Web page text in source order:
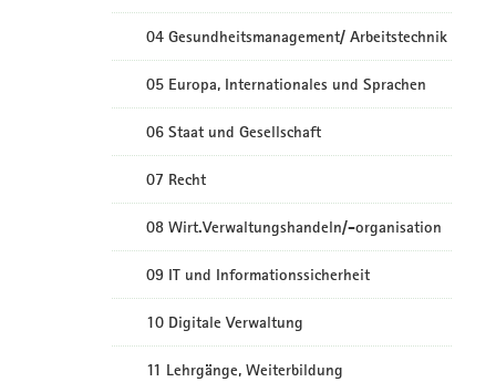
04 Gesundheitsmanagement/ Arbeitstechnik
05 Europa, Internationales und Sprachen
06 Staat und Gesellschaft
07 Recht
08 Wirt.Verwaltungshandeln/-organisation
09 IT und Informationssicherheit
10 Digitale Verwaltung
11 Lehrgänge, Weiterbildung